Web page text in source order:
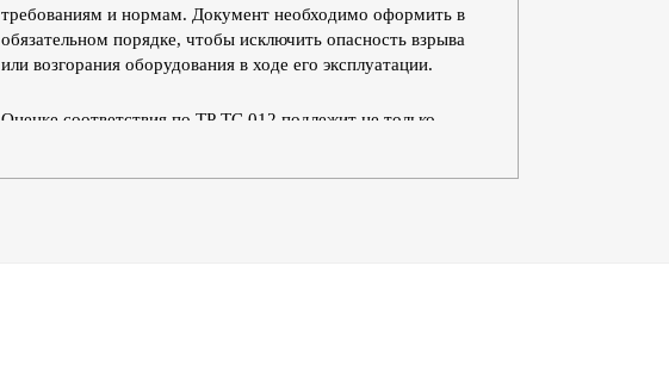
требованиям и нормам. Документ необходимо оформить в
обязательном порядке, чтобы исключить опасность взрыва
или возгорания оборудования в ходе его эксплуатации.
Оценке соответствия по ТР ТС 012 подлежит не только